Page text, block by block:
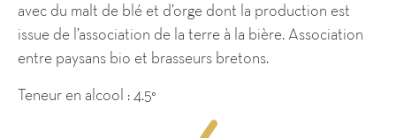
avec du malt de blé et d’orge dont la production est
issue de l’association de la terre à la bière. Association
entre paysans bio et brasseurs bretons.
Teneur en alcool : 4.5°